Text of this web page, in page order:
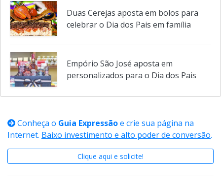
mobiliza campanha solidária
celebrar o Dia dos Pais em família
Conheça oGuia Expressãoe crie sua página na
Internet.Baixo investimento e alto poder de conversão.